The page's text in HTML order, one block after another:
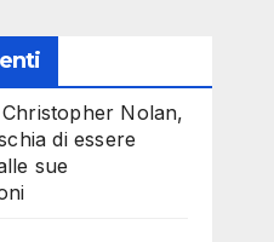
Christopher Nolan,
di essere
sue